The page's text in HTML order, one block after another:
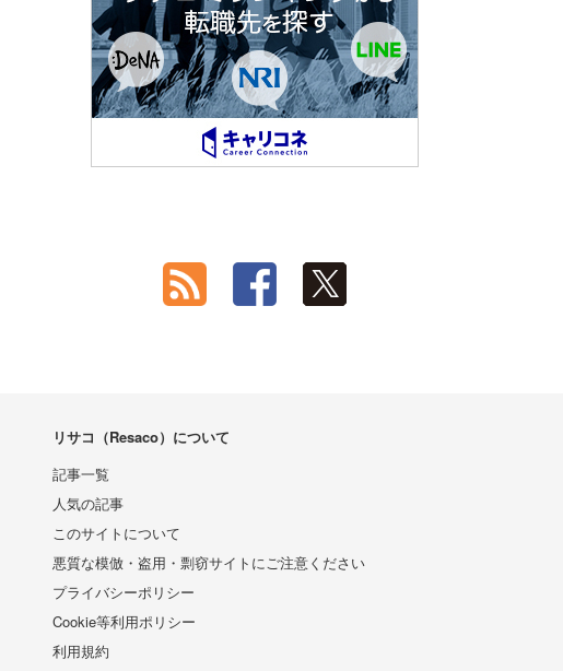
リサコ（Resaco）について
記事一覧
人気の記事
このサイトについて
悪質な模倣・盗用・剽窃サイトにご注意ください
プライバシーポリシー
Cookie等利用ポリシー
利用規約